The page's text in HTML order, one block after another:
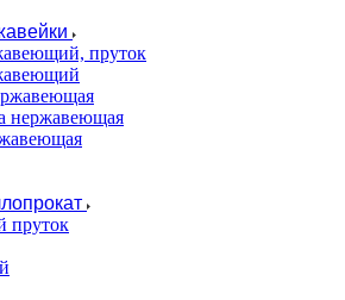
пруток
нержавеющая
пруток